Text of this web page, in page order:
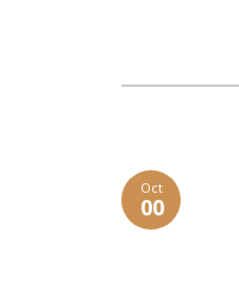
Oct
00